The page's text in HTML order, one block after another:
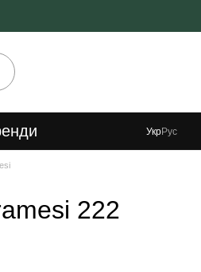
УкрРус
222